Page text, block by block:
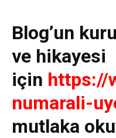
Blog’un
ve hikayesi
için https://
numarali-
mutlaka